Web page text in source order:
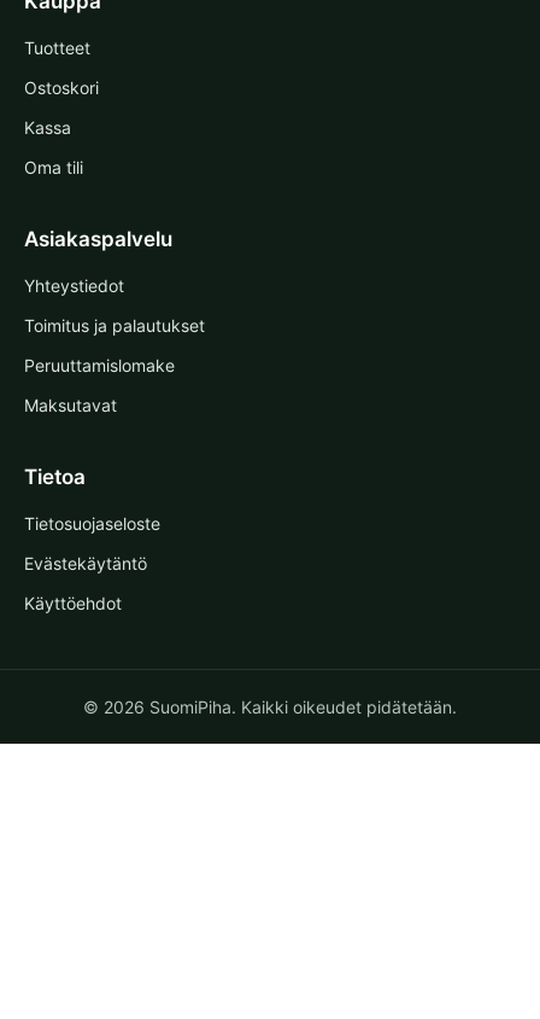
Tuotteet
Ostoskori
Kassa
Oma tili
Asiakaspalvelu
Yhteystiedot
Toimitus ja palautukset
Peruuttamislomake
Maksutavat
Tietoa
Tietosuojaseloste
Evästekäytäntö
Käyttöehdot
© 2026 SuomiPiha. Kaikki oikeudet pidätetään.